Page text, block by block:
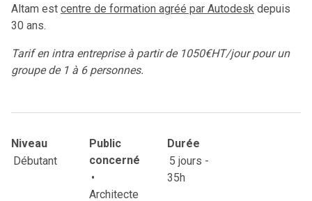
Altam est centre de formation agréé par Autodesk depuis
30 ans.
Tarif en intra entreprise à partir de 1050€HT/jour pour un
groupe de 1 à 6 personnes.
Niveau
Débutant
Public
concerné
•
Architecte
Durée
5 jours -
35h